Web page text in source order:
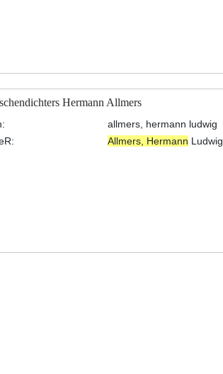
Hermann Allmers
allmers, hermann ludwig
Allmers, Hermann Ludwig